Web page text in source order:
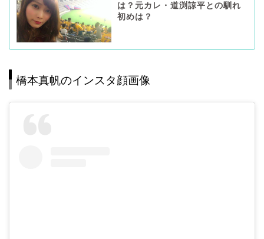
は？元カレ・道渕諒平との馴れ
初めは？
橋本真帆のインスタ顔画像